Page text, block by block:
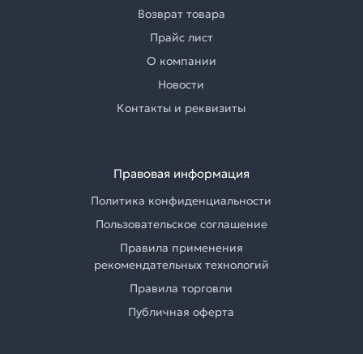
Возврат товара
Прайс лист
О компании
Новости
Контакты и реквизиты
Правовая информация
Политика конфиденциальности
Пользовательское соглашение
Правила применения
рекомендательных технологий
Правила торговли
Публичная оферта